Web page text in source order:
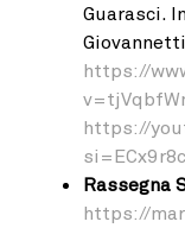
Guarasci.
https://
https://
Rassegna
https://